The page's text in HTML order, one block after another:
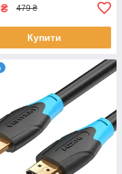
₴ 479 ₴
Купити